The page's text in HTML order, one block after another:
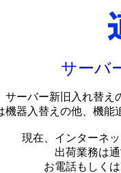
サーバ
サーバー新旧入れ替え
機器入替えの他、機能
現在、インターネ
出荷業務は
お電話もしく